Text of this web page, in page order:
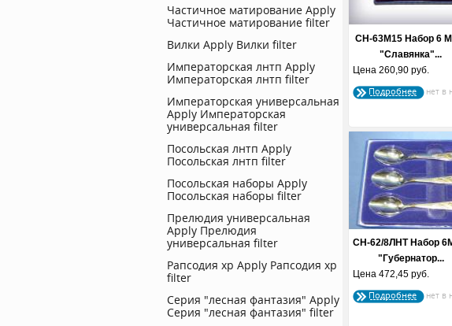
Частичное матирование Apply
Частичное матирование filter
Вилки Apply Вилки filter
Императорская лнтп Apply
Императорская лнтп filter
Императорская универсальная
Apply Императорская
универсальная filter
Посольская лнтп Apply
Посольская лнтп filter
Посольская наборы Apply
Посольская наборы filter
Прелюдия универсальная
Apply Прелюдия
универсальная filter
Рапсодия хр Apply Рапсодия хр
filter
Серия "лесная фантазия" Apply
Серия "лесная фантазия" filter
СН-63М15 Набор 6
"Славянка"...
Цена 260,90 руб.
Подробнее
СН-62/8ЛНТ Набор
"Губернатор...
Цена 472,45 руб.
Подробнее